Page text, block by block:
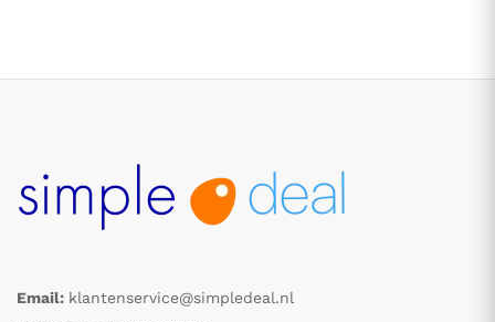
Email: klantenservice@simpledeal.nl